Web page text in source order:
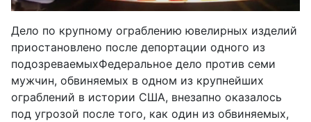
Дело по крупному ограблению ювелирных изделий
приостановлено после депортации одного из
подозреваемыхФедеральное дело против семи
мужчин, обвиняемых в одном из крупнейших
ограблений в истории США, внезапно оказалось
под угрозой после того, как один из обвиняемых,